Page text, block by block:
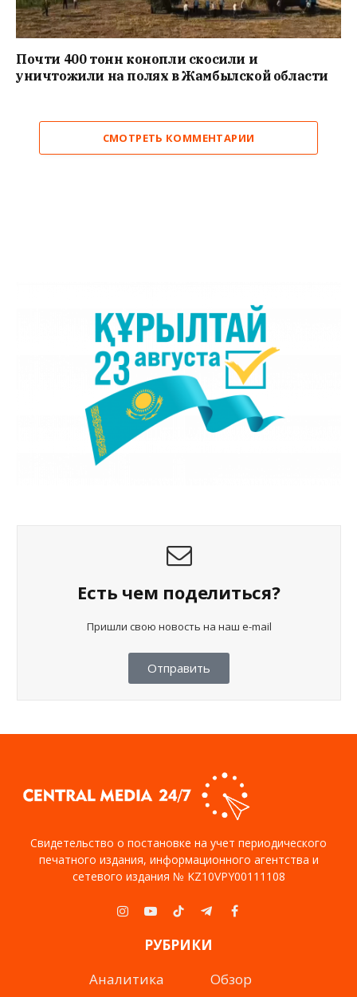
Почти 400 тонн конопли скосили и
уничтожили на полях в Жамбылской области
СМОТРЕТЬ КОММЕНТАРИИ
Есть чем поделиться?
Пришли свою новость на наш e-mail
Отправить
Свидетельство о постановке на учет периодического
печатного издания, информационного агентства и
сетевого издания № KZ10VPY00111108
Instagram
YouTubeTikTokTelegramFacebook
РУБРИКИ
Аналитика
Обзор